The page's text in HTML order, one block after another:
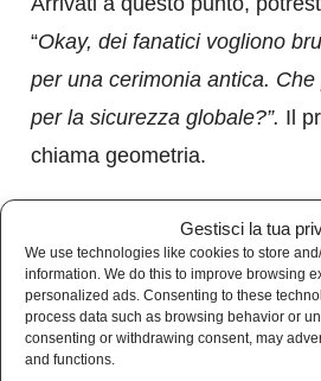
Gestisci la tua
We use technologies like cookies to store
information. We do this to improve browsing
personalized ads. Consenting to these
process data such as browsing behavior or
consenting or withdrawing consent, may
and functions.
“Okay, dei fanatici vogliono
per una cerimonia antica. Che
per la sicurezza globale?”. Il
chiama geometria.
Il luogo esatto e non
gruppi estremisti ebraici
Terzo Tempio una volta
delle moschee a